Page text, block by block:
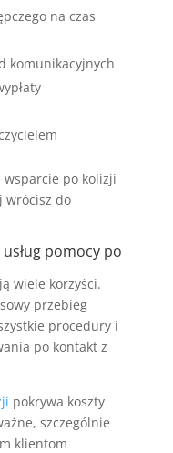
na czas
komunikacyjnych
wsparcie po kolizji
wrócisz do
pomocy po
wiele korzyści.
przebieg
procedury i
po kontakt z
pokrywa koszty
szczególnie
klientom